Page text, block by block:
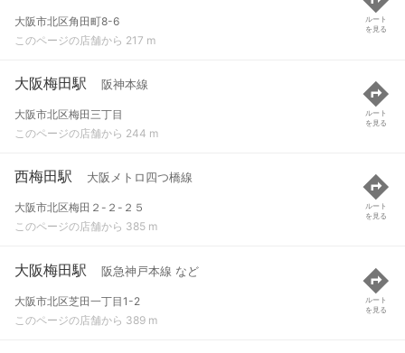
大阪市北区角田町8-6
このページの店舗から 217 m
ルート
を見る
大阪梅田駅 阪神本線
大阪市北区梅田三丁目
このページの店舗から 244 m
ルート
を見る
西梅田駅 大阪メトロ四つ橋線
大阪市北区梅田２-２-２５
このページの店舗から 385 m
ルート
を見る
大阪梅田駅 阪急神戸本線 など
大阪市北区芝田一丁目1-2
このページの店舗から 389 m
ルート
を見る